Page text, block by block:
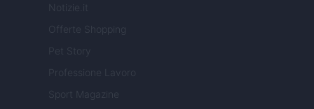
Notizie.it
Offerte Shopping
Pet Story
Professione Lavoro
Sport Magazine